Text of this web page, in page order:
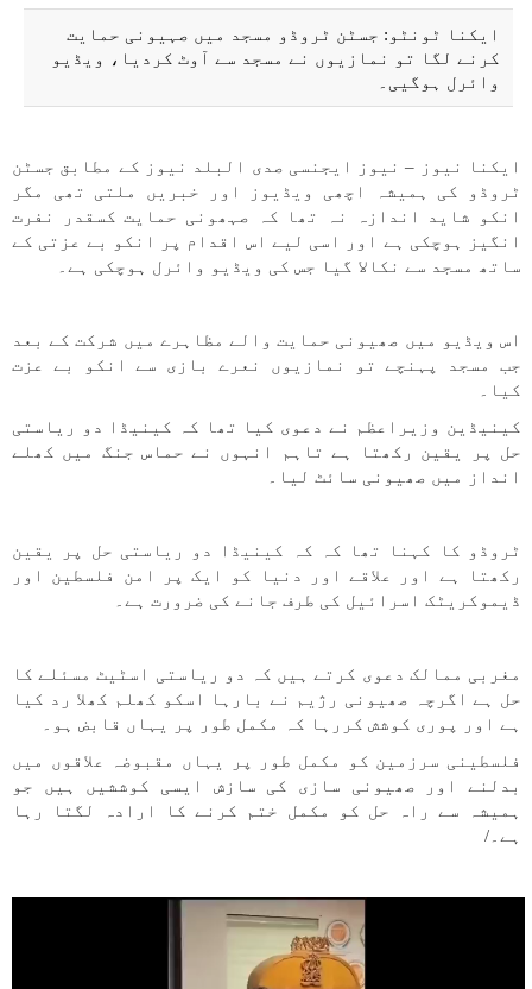
ایکنا ٹونٹو: جسٹن ٹروڈو مسجد میں صہیونی حمایت
کرنے لگا تو نمازیوں نے مسجد سے آوٹ کردیا، ویڈیو
وائرل ہوگیی۔
ایکنا نیوز – نیوز ایجنسی صدی البلد نیوز کے مطابق جسٹن
ٹروڈو کی ہمیشہ اچھی ویڈیوز اور خبریں ملتی تھی مگر
انکو شاید اندازہ نہ تھا کہ صہھونی حمایت کسقدر نفرت
انگیز ہوچکی ہے اور اسی لیے اس اقدام پر انکو بے عزتی کے
ساتھ مسجد سے نکالا گیا جس کی ویڈیو وائرل ہوچکی ہے۔
اس ویڈیو میں صھیونی حمایت والے مظاہرے میں شرکت کے بعد
جب مسجد پہنچے تو نمازیوں نعرے بازی سے انکو بے عزت
کیا۔
کینیڈین وزیراعظم نے دعوی کیا تھا کہ کینیڈا دو ریاستی
حل پر یقین رکھتا ہے تاہم انہوں نے حماس جنگ میں کھلے
انداز میں صھیونی سائٹ لیا۔
ٹروڈو کا کہنا تھا کہ کہ کینیڈا دو ریاستی حل پر یقین
رکھتا ہے اور علاقے اور دنیا کو ایک پر امن فلسطین اور
ڈیموکریٹک اسرائیل کی طرف جانے کی ضرورت ہے۔
مغربی ممالک دعوی کرتے ہیں کہ دو ریاستی اسٹیٹ مسئلے کا
حل ہے اگرچہ صھیونی رژیم نے بارہا اسکو کھلم کھلا رد کیا
ہے اور پوری کوشش کررہا کہ مکمل طور پر یہاں قابض ہو۔
فلسطینی سرزمین کو مکمل طور پر یہاں مقبوضہ علاقوں میں
بدلنے اور صھیونی سازی کی سازش ایسی کوششیں ہیں جو
ہمیشہ سے راہ حل کو مکمل ختم کرنے کا ارادہ لگتا رہا
ہے۔/